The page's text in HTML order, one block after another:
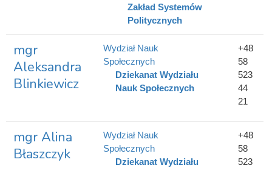
Zakład Systemów
Politycznych
mgr
Aleksandra
Blinkiewicz
+48
58
523
44
21
Wydział Nauk
Społecznych
Dziekanat Wydziału
Nauk Społecznych
mgr Alina
Błaszczyk
+48
58
523
Wydział Nauk
Społecznych
Dziekanat Wydziału